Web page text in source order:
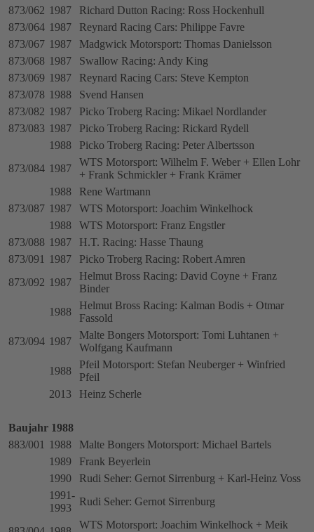
873/062 1987
Richard Dutton Racing: Ross Hockenhull
873/064 1987
Reynard Racing Cars: Philippe Favre
873/067 1987
Madgwick Motorsport: Thomas Danielsson
873/068 1987
Swallow Racing: Andy King
873/069 1987
Reynard Racing Cars: Steve Kempton
873/078 1988
Svend Hansen
873/082 1987
Picko Troberg Racing: Mikael Nordlander
873/083 1987
Picko Troberg Racing: Rickard Rydell
1988
Picko Troberg Racing: Peter Albertsson
873/084 1987
WTS Motorsport: Wilhelm F. Weber + Ellen Lohr
+ Frank Schmickler + Frank Krämer
1988
Rene Wartmann
873/087 1987
WTS Motorsport: Joachim Winkelhock
1988
WTS Motorsport: Franz Engstler
873/088 1987
H.T. Racing: Hasse Thaung
873/091
1987
Picko Troberg Racing: Robert Amren
873/092 1987
Helmut Bross Racing: David Coyne + Franz
Binder
1988
Helmut Bross Racing: Kalman Bodis + Otmar
Fassold
873/094 1987
Malte Bongers Motorsport: Tomi Luhtanen +
Wolfgang Kaufmann
1988
Pfeil Motorsport: Stefan Neuberger + Winfried
Pfeil
2013
Heinz Scherle
Baujahr 1988
883/001
1988
Malte Bongers Motorsport: Michael Bartels
1989
Frank Beyerlein
1990
Rudi Seher: Gernot Sirrenburg + Karl-Heinz Voss
1991-
1993
Rudi Seher: Gernot Sirrenburg
WTS Motorsport: Joachim Winkelhock + Meik